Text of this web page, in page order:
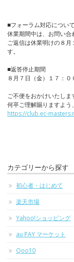
■フォーラム対応について
休業期間中は、お問い合
ご返信は休業明けの８
す。
■返答停止期間
８月７日（金）１７：
ご不便をおかけいたしま
何卒ご理解賜りますよう
https://club.ec-
カテゴリーから探す
初心者・はじめて
楽天市場
Yahoo!ショッピング
au PAY マーケット
Qoo10